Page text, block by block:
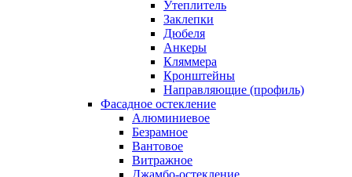
Утеплитель
Заклепки
Дюбеля
Анкеры
Кляммера
Кронштейны
Направляющие (профиль)
Фасадное остекление
Алюминиевое
Безрамное
Вантовое
Витражное
Джамбо-остекление